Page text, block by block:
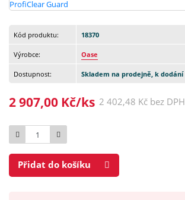
Kód produktu: 18370
Výrobce: Oase
Dostupnost: Skladem na prodejně, k dodání
2 907,00 Kč/ks 2 402,48 Kč bez DPH
Počet
Přidat do košíku